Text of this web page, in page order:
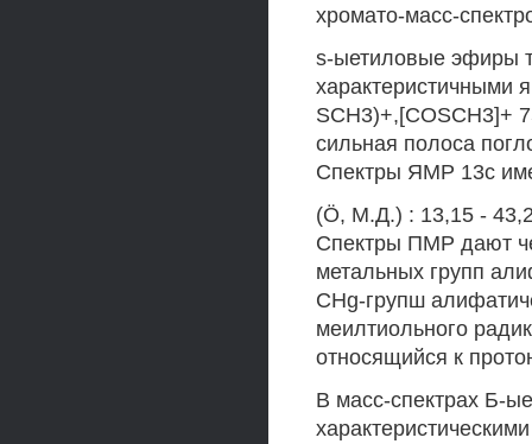
хромато-масс-
s-ыетиловые эфиры
характеристичными
SCH3)+,[COSCH3]+
сильная полоса
Спектры ЯМР 13с
(Ö, М.Д.) : 13,15 -
Спектры ПМР дают
метальных групп
CHg-групш
меилтиольного
относящийся к
В масс-спектрах Б-